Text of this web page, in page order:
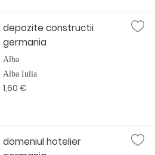
depozite constructii
germania
Alba
Alba Iulia
1,60 €
domeniul hotelier